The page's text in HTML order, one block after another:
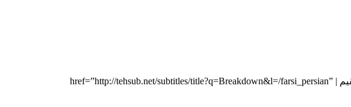
href=”http://dl.tehmovies.com/94/11/Breakdown.2016.HDrip.Tehmovies.net.mkv” target=”_blank”>دانلود با لینک مستقیم | href=”http://tehsub.net/subtitles/title?q=Breakdown&l=/farsi_persian”